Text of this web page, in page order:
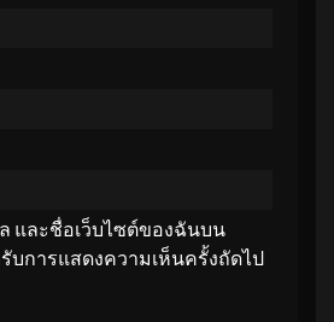
และชื่อเว็บไซต์ของฉันบน
รับการแสดงความเห็นครั้งถัดไป